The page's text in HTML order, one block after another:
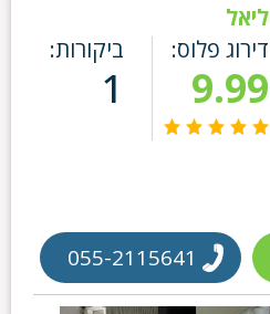
ליאל
דירוג פלוס:
9.99
ביקורות:
1
055-2115641